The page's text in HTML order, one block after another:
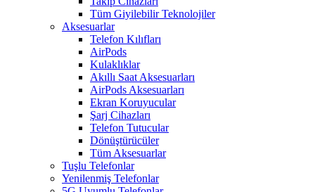
Tüm Giyilebilir Teknolojiler
Aksesuarlar
Telefon Kılıfları
AirPods
Kulaklıklar
Akıllı Saat Aksesuarları
AirPods Aksesuarları
Ekran Koruyucular
Şarj Cihazları
Telefon Tutucular
Dönüştürücüler
Tüm Aksesuarlar
Tuşlu Telefonlar
Yenilenmiş Telefonlar